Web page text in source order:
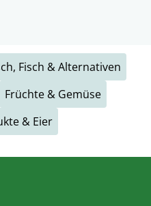
Fisch & Alternativen
Früchte & Gemüse
& Eier